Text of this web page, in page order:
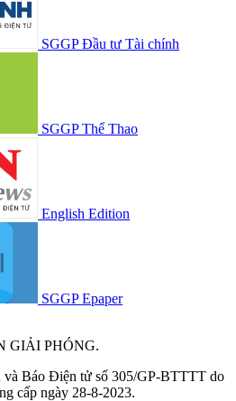
SGGP Đầu tư Tài chính
SGGP Thể Thao
English Edition
SGGP Epaper
GIẢI PHÓNG.
và Báo Điện tử số 305/GP-BTTTT do
cấp ngày 28-8-2023.